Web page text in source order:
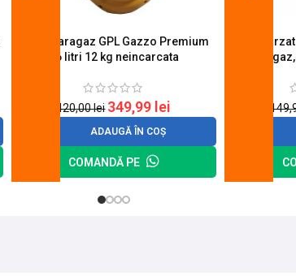
Butelie aragaz GPL Gazzo Premium
26 litri 12 kg neincarcata
420,00lei 349,99 lei
ADAUGĂ ÎN COȘ
COMANDĂ PE
Set 4